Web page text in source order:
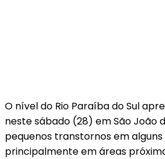
O nível do Rio Paraíba do Sul
neste sábado (28) em São João
pequenos transtornos em
principalmente em áreas